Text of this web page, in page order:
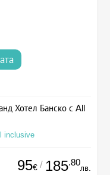
Хотел Банско с All
inclusive
95€ / 185.80
лв.